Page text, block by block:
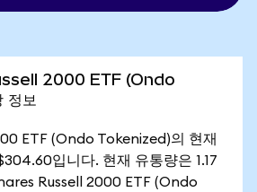
2000 ETF (Ondo
보
ETF (Ondo Tokenized)의 현재
입니다. 현재 유통량은 1.17
Russell 2000 ETF (Ondo